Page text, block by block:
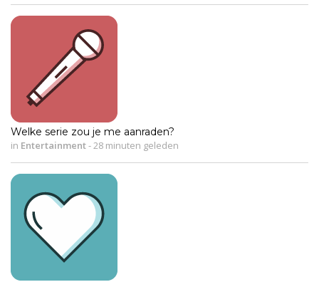
Welke serie zou je me aanraden?
in Entertainment- 28 minuten geleden